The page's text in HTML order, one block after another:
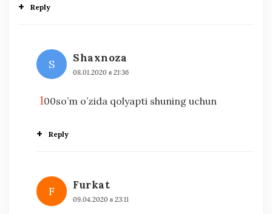
Reply
S Shaxnoza
08.01.2020 в 21:36
100so’m o’zida qolyapti shuning uchun
Reply
F Furkat
09.04.2020 в 23:11